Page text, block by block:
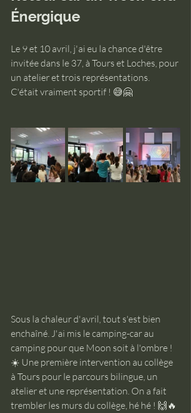
Énergique
Le 9 et 10 avril, j'ai eu la chance d'être
invitée dans le 37, à Tours et Loches, pour
un atelier et trois représentations.
C'était vraiment sportif ! 😅🤗
Sous la chaleur d'avril, tout s'est bien
enchaîné. J'ai mis le camping-car au
camping pour que Moon soit à l'ombre !
☀️ Une première intervention au collège
à Tours pour le parcours bilingue, un
atelier et une représentation. On a fait
trembler les murs du collège, hé hé ! 🙌🔥